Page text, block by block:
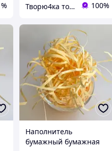
Творю4ка товары для упаковки и декора 100%
Наполнитель
бумажный бумажная